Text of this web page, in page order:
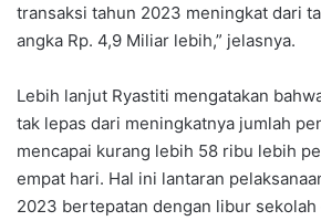
transaksi tahun 2023 meningkat dari
angka Rp. 4,9 Miliar lebih,” jelasnya.
Lebih lanjut Ryastiti mengatakan
tak lepas dari meningkatnya jumlah
mencapai kurang lebih 58 ribu lebih
empat hari. Hal ini lantaran
2023 bertepatan dengan libur sekolah